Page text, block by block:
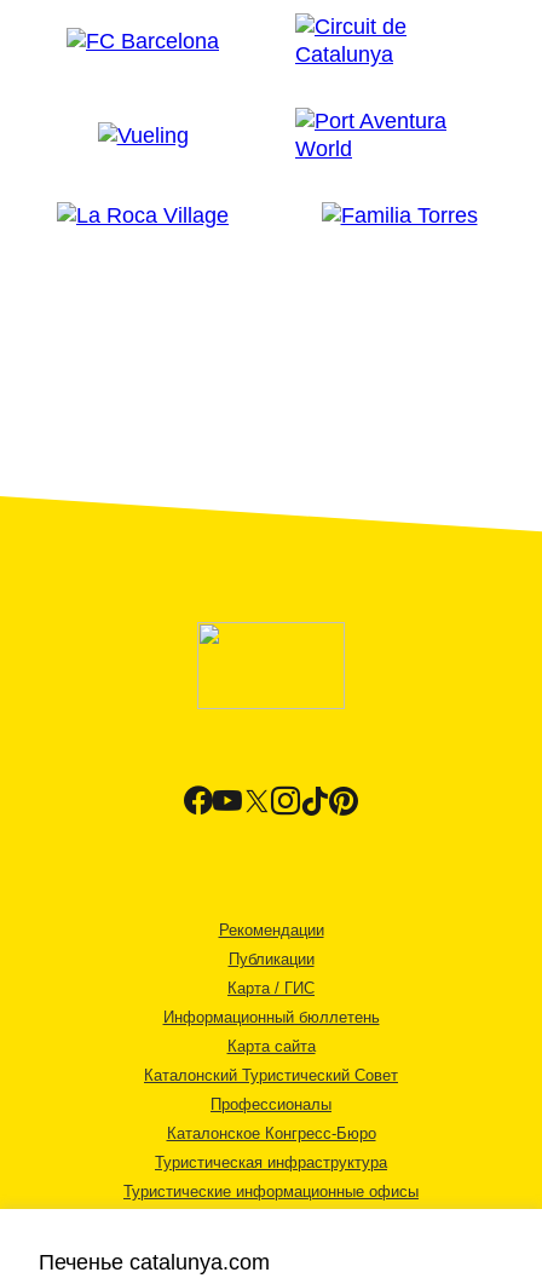
Рекомендации
Публикации
Карта / ГИС
Информационный бюллетень
Карта сайта
Каталонский Туристический Совет
Профессионалы
Каталонское Конгресс-Бюро
Туристическая инфраструктура
Туристические информационные офисы
Печенье catalunya.com